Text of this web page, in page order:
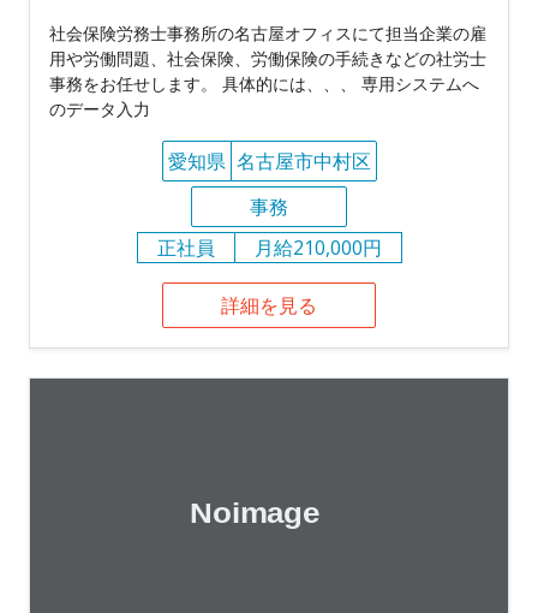
社会保険労務士事務所の名古屋オフィスにて担当企業の雇
用や労働問題、社会保険、労働保険の手続きなどの社労士
事務をお任せします。 具体的には、、、 専用システムへ
のデータ入力
愛知県 名古屋市中村区
事務
正社員
月給210,000円
詳細を見る